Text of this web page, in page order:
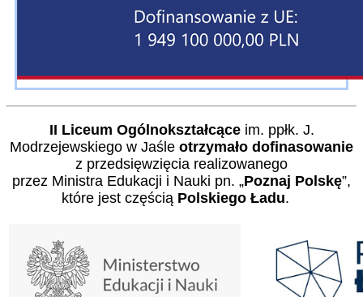
II Liceum Ogólnokształcąceim. ppłk. J.
Modrzejewskiego w Jaśle otrzymało dofinasowanie
z przedsięwzięcia realizowanego
przez Ministra Edukacji i Nauki pn. „Poznaj Polskę”,
które jest częścią Polskiego Ładu.